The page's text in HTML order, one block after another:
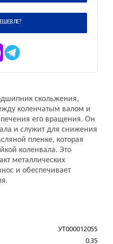
скольжения,
коленчатым валом и
его вращения. Он
и служит для снижения
пленке, которая
коленвала. Это
металлических
и обеспечивает
УТ000012055
0.35